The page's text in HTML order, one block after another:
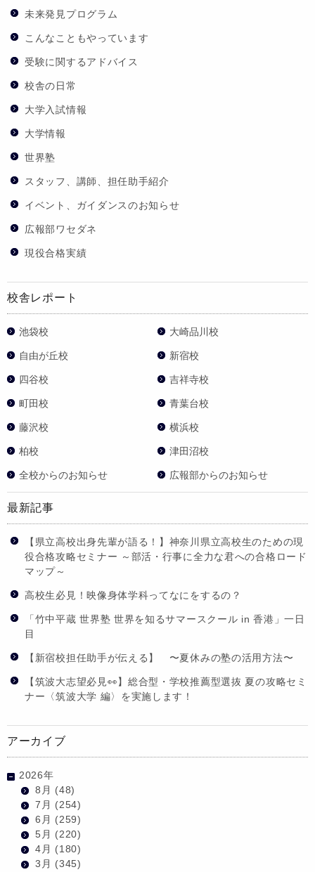
未来発見プログラム
こんなこともやっています
受験に関するアドバイス
校舎の日常
大学入試情報
大学情報
世界塾
スタッフ、講師、担任助手紹介
イベント、ガイダンスのお知らせ
広報部ワセダネ
現役合格実績
校舎レポート
池袋校 大崎品川校
自由が丘校 新宿校
四谷校 吉祥寺校
町田校 青葉台校
藤沢校 横浜校
柏校 津田沼校
全校からのお知らせ 広報部からのお知らせ
最新記事
【県立高校出身先輩が語る！】神奈川県立高校生のための現
役合格攻略セミナー ～部活・行事に全力な君への合格ロード
マップ～
高校生必見！映像身体学科ってなにをするの？
「竹中平蔵 世界塾 世界を知るサマースクール in 香港」一日
目
【新宿校担任助手が伝える】 〜夏休みの塾の活用方法〜
【筑波大志望必見👀】総合型・学校推薦型選抜 夏の攻略セミ
ナー〈筑波大学 編〉を実施します！
アーカイブ
2026年
8月 (48)
7月 (254)
6月 (259)
5月 (220)
4月 (180)
3月 (345)